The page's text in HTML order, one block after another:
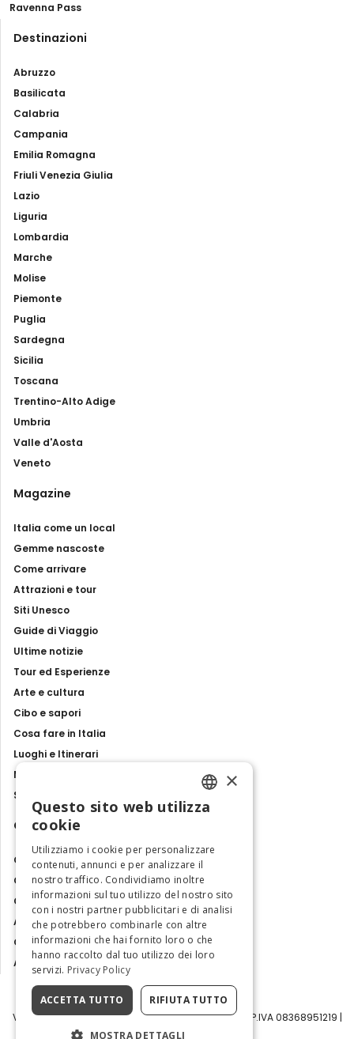
Ravenna Pass
Destinazioni
Abruzzo
Basilicata
Calabria
Campania
Emilia Romagna
Friuli Venezia Giulia
Lazio
Liguria
Lombardia
Marche
Molise
Piemonte
Puglia
Sardegna
Sicilia
Toscana
Trentino-Alto Adige
Umbria
Valle d'Aosta
Veneto
Magazine
Italia come un local
Gemme nascoste
Come arrivare
Attrazioni e tour
Siti Unesco
Guide di Viaggio
Ultime notizie
Tour ed Esperienze
Arte e cultura
Cibo e sapori
Cosa fare in Italia
Luoghi e Itinerari
Mostre, eventi e spettacoli
Storie e tradizioni
Contatti
Chi siamo
Collabora con noi
Contatti
Ambasciatrice dell'Eccellenza
Osservatorio Turismo
Area Riservata
Visit Italy Srl | Via Filippo Argelati, 10, 20143 Milano | P.IVA 08368951219 |
ENGLISH
ITALIAN
×
Questo sito web utilizza
cookie
Utilizziamo i cookie per personalizzare
contenuti, annunci e per analizzare il
nostro traffico. Condividiamo inoltre
informazioni sul tuo utilizzo del nostro sito
con i nostri partner pubblicitari e di analisi
che potrebbero combinarle con altre
informazioni che hai fornito loro o che
hanno raccolto dal tuo utilizzo dei loro
servizi. Privacy Policy
ACCETTA TUTTO RIFIUTA TUTTO
MOSTRA DETTAGLI